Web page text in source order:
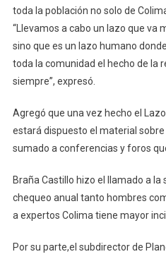
toda la población no solo de
“Llevamos a cabo un lazo que va
sino que es un lazo humano
toda la comunidad el hecho de la
siempre”, expresó.
Agregó que una vez hecho el
estará dispuesto el material
sumado a conferencias y foros
Braña Castillo hizo el llamado a la
chequeo anual tanto hombres
a expertos Colima tiene mayor
Por su parte,el subdirector de